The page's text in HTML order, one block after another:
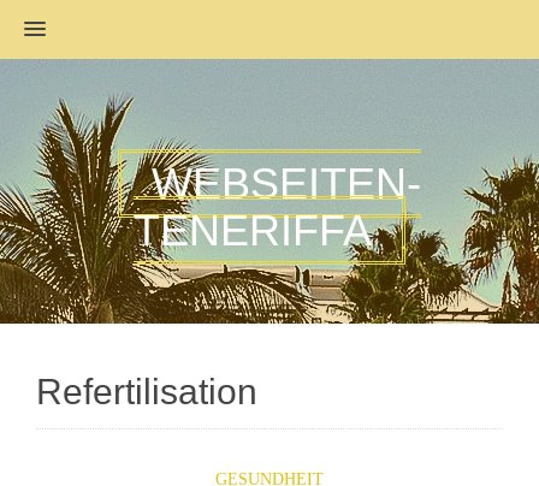
MENU
WEBSEITEN-
TENERIFFA
Refertilisation
GESUNDHEIT